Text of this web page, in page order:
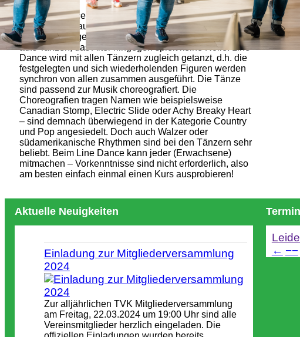
Der Line-Dance Kurs eignet sich für jeden, der zwei
Füße hat und auf 8 zählen kann. Weitere
Voraussetzungen sind die Freude am Lernen und Lust
aufs Tanzen, das Alter hingegen spielt keine Rolle. Line
Dance wird mit allen Tänzern zugleich getanzt, d.h. die
festgelegten und sich wiederholenden Figuren werden
synchron von allen zusammen ausgeführt. Die Tänze
sind passend zur Musik choreografiert. Die
Choreografien tragen Namen wie beispielsweise
Canadian Stomp, Electric Slide oder Achy Breaky Heart
– sind demnach überwiegend in der Kategorie Country
und Pop angesiedelt. Doch auch Walzer oder
südamerikanische Rhythmen sind bei den Tänzern sehr
beliebt. Beim Line Dance kann jeder (Erwachsene)
mitmachen – Vorkenntnisse sind nicht erforderlich, also
am besten einfach einmal einen Kurs ausprobieren!
ZIEL-/
ORT
Aktuelle Neuigkeiten
Einladung zur Mitgliederversammlung
2024
Zur alljährlichen TVK Mitgliederversammlung
am Freitag, 22.03.2024 um 19:00 Uhr sind alle
Vereinsmitglieder herzlich eingeladen. Die
← −−